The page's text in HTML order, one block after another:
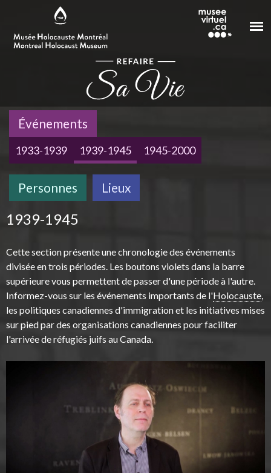
Événements
1933-1939 1939-1945 1945-2000
Personnes Lieux
1939-1945
Cette section présente une chronologie des événements
divisée en trois périodes. Les boutons violets dans la barre
supérieure vous permettent de passer d'une période à l'autre.
Informez-vous sur les événements importants de l'Holocauste,
les politiques canadiennes d'immigration et les initiatives mises
sur pied par des organisations canadiennes pour faciliter
l'arrivée de réfugiés juifs au Canada.